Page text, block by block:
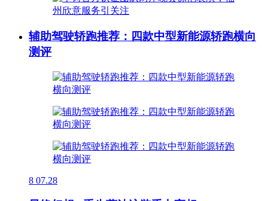
辅助驾驶轿跑推荐：四款中型新能源轿跑横向
测评
8 07.28